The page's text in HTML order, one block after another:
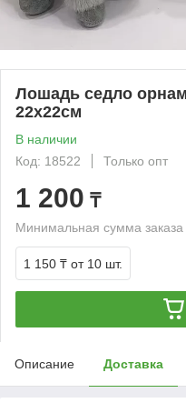
Лошадь седло
22х22см
В наличии
Код: 18522
Только опт
1 200 ₸
Минимальная сумма
1 150 ₸ от 10 шт.
Описание Доставка